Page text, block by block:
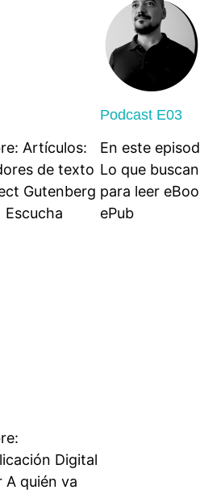
Artículos:
de texto
Gutenberg
Podcast E03
En este
Lo que
para leer
ePub
Digital
quién va